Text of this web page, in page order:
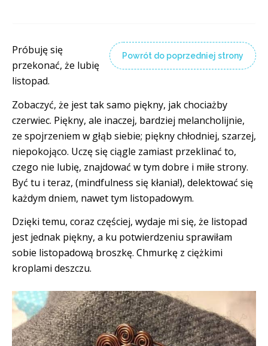
Powrót do poprzedniej strony
Próbuję się
przekonać, że lubię
listopad.
Zobaczyć, że jest tak samo piękny, jak chociażby
czerwiec. Piękny, ale inaczej, bardziej melancholijnie,
ze spojrzeniem w głąb siebie; piękny chłodniej, szarzej,
niepokojąco. Uczę się ciągle zamiast przeklinać to,
czego nie lubię, znajdować w tym dobre i miłe strony.
Być tu i teraz, (mindfulness się kłania!), delektować się
każdym dniem, nawet tym listopadowym.
Dzięki temu, coraz częściej, wydaje mi się, że listopad
jest jednak piękny, a ku potwierdzeniu sprawiłam
sobie listopadową broszkę. Chmurkę z ciężkimi
kroplami deszczu.